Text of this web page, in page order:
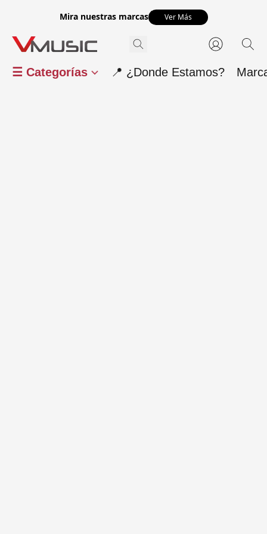
Mira nuestras marcas Ver Más
☰ Categorías 📍 ¿Donde Estamos?